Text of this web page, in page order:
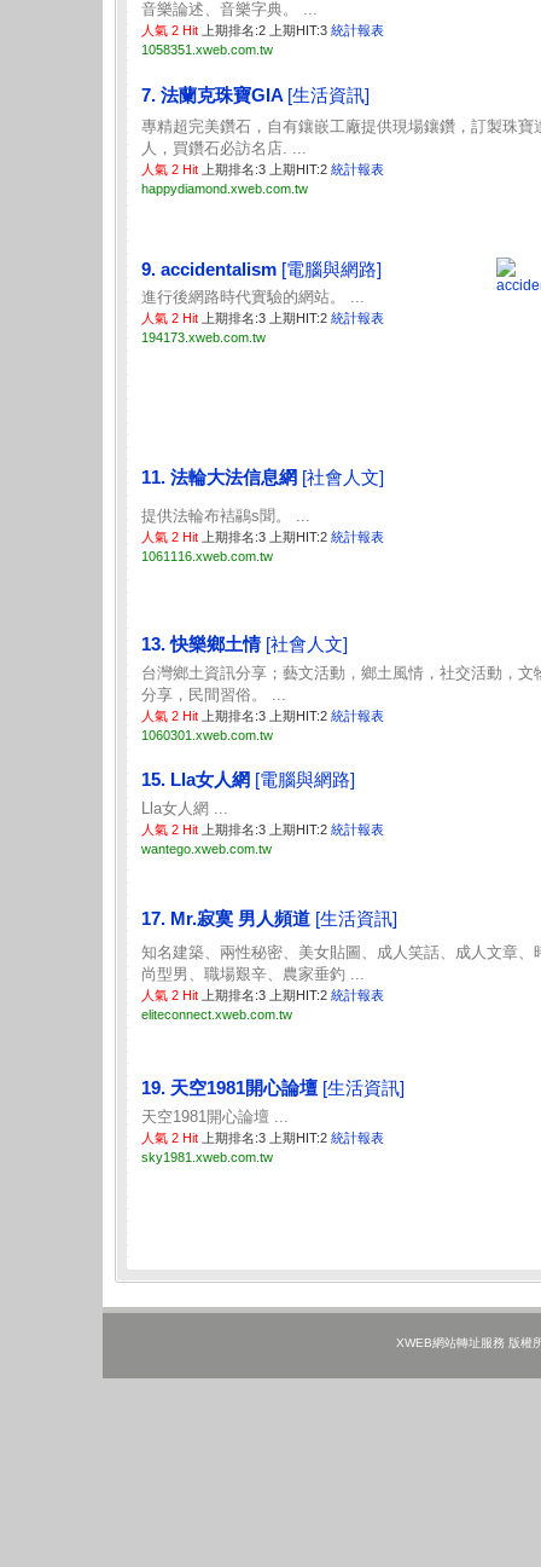
音樂論述、音樂字典。 ...
人氣 2 Hit 上期排名:2 上期HIT:3 統計報表
1058351.xweb.com.tw
7. 法蘭克珠寶GIA [生活資訊]
專精超完美鑽石，自有鑲嵌工廠提供現場鑲鑽，訂製珠寶
人，買鑽石必訪名店. ...
人氣 2 Hit 上期排名:3 上期HIT:2 統計報表
happydiamond.xweb.com.tw
9. accidentalism [電腦與網路]
進行後網路時代實驗的網站。 ...
人氣 2 Hit 上期排名:3 上期HIT:2 統計報表
194173.xweb.com.tw
11. 法輪大法信息網 [社會人文]
提供法輪布袺鷊s聞。 ...
人氣 2 Hit 上期排名:3 上期HIT:2 統計報表
1061116.xweb.com.tw
13. 快樂鄉土情 [社會人文]
台灣鄉土資訊分享；藝文活動，鄉土風情，社交活動，文
分享，民間習俗。 ...
人氣 2 Hit 上期排名:3 上期HIT:2 統計報表
1060301.xweb.com.tw
15. Lla女人網 [電腦與網路]
Lla女人網 ...
人氣 2 Hit 上期排名:3 上期HIT:2 統計報表
wantego.xweb.com.tw
17. Mr.寂寞 男人頻道 [生活資訊]
知名建築、兩性秘密、美女貼圖、成人笑話、成人文章、
尚型男、職場艱辛、農家垂釣 ...
人氣 2 Hit 上期排名:3 上期HIT:2 統計報表
eliteconnect.xweb.com.tw
19. 天空1981開心論壇 [生活資訊]
天空1981開心論壇 ...
人氣 2 Hit 上期排名:3 上期HIT:2 統計報表
sky1981.xweb.com.tw
XWEB網站轉址服務 版權